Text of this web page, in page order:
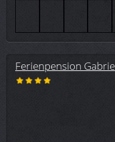
Ferienpension